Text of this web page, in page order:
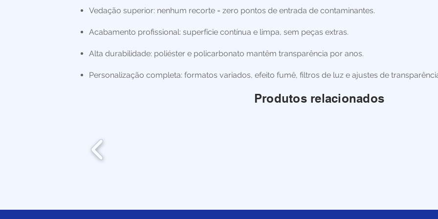
Vedação superior: nenhum recorte = zero pontos de entrada de contaminantes.
Acabamento profissional: superfície contínua e limpa, sem peças extras.
Alta durabilidade: poliéster e policarbonato mantêm transparência por anos.
Personalização completa: formatos variados, efeito fumê, filtros de luz e ajustes de
Produtos relacionados